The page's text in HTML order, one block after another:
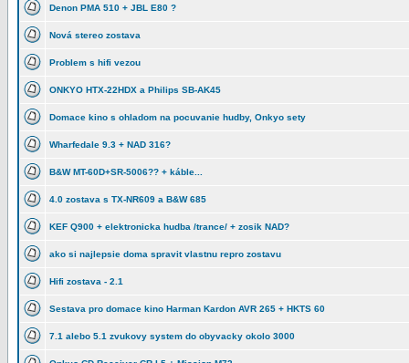
Denon PMA 510 + JBL E80 ?
Nová stereo zostava
Problem s hifi vezou
ONKYO HTX-22HDX a Philips SB-AK45
Domace kino s ohladom na pocuvanie hudby, Onkyo sety
Wharfedale 9.3 + NAD 316?
B&W MT-60D+SR-5006?? + káble...
4.0 zostava s TX-NR609 a B&W 685
KEF Q900 + elektronicka hudba /trance/ + zosik NAD?
ako si najlepsie doma spravit vlastnu repro zostavu
Hifi zostava - 2.1
Sestava pro domace kino Harman Kardon AVR 265 + HKTS 60
7.1 alebo 5.1 zvukovy system do obyvacky okolo 3000